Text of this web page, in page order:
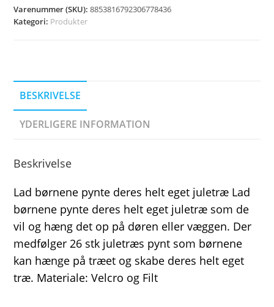
Varenummer (SKU):8853816792306778436
Kategori: Produkter
BESKRIVELSE
YDERLIGERE INFORMATION
Beskrivelse
Lad børnene pynte deres helt eget juletræ Lad
børnene pynte deres helt eget juletræ som de
vil og hæng det op på døren eller væggen. Der
medfølger 26 stk juletræs pynt som børnene
kan hænge på træet og skabe deres helt eget
træ. Materiale: Velcro og Filt